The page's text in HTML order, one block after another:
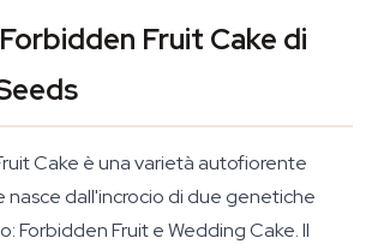
Fruit Cake di
Cake è una varietà autofiorente
nasce dall'incrocio di due genetiche
Forbidden Fruit e Wedding Cake. Il